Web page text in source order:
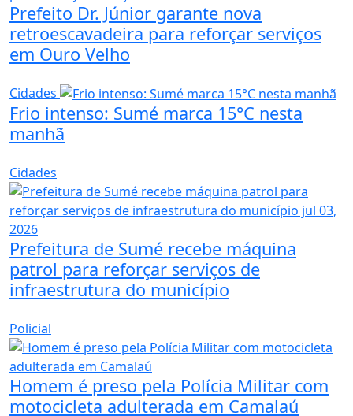
Prefeito Dr. Júnior garante nova
retroescavadeira para reforçar serviços
em Ouro Velho
Cidades
Frio intenso: Sumé marca 15°C nesta
manhã
Cidades
Prefeitura de Sumé recebe máquina
patrol para reforçar serviços de
infraestrutura do município
Policial
Homem é preso pela Polícia Militar com
motocicleta adulterada em Camalaú